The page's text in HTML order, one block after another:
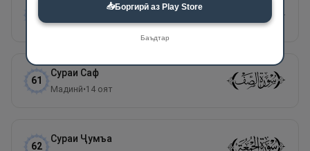
60
Мумтаҳана
Мадинӣ•13оят
61
Сураи Саф
Мадинӣ•14 оят
62
Сураи Ҷумъа
📥Боргирӣ аз Play Store
Баъдтар